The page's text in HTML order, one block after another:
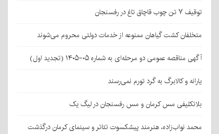
توقیف ۷ تن چوب قاچاق تاغ در رفسنجان
متخلفان کشت گیاهان ممنوعه از خدمات دولتی محروم می‌شوند
آگهی مناقصه عمومی دو مرحله‌ای به شماره ۰۵-۱۴۰۵ (تجدید اول)
یارانه و کالابرگ به گرد تورم نمی‌رسند
بلاتکلیفی مس کرمان و مس رفسنجان در لیگ یک
محمد نواب‌زاده، هنرمند پیشکسوت تئاتر و سینمای کرمان درگذشت